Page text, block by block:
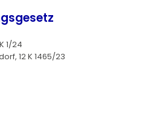
1/24
12 K 1465/23